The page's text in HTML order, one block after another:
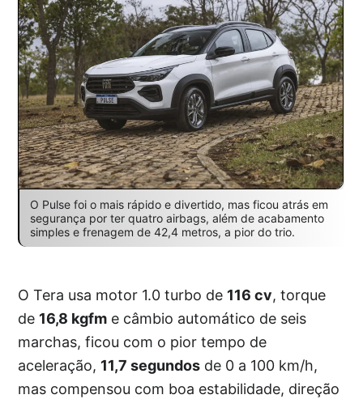
O Pulse foi o mais rápido e divertido, mas ficou atrás em
segurança por ter quatro airbags, além de acabamento
simples e frenagem de 42,4 metros, a pior do trio.
O Tera usa motor 1.0 turbo de 116 cv, torque
de 16,8 kgfm e câmbio automático de seis
marchas, ficou com o pior tempo de
aceleração, 11,7 segundos de 0 a 100 km/h,
mas compensou com boa estabilidade, direção